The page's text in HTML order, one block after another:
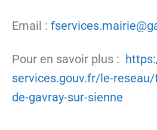
Email :
Pour en savoir plus :
services.gouv.fr/le-
de-gavray-sur-sienne